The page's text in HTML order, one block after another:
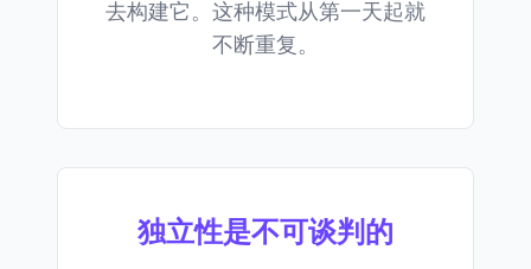
去构建它。这种模式从第一天起就
不断重复。
独立性是不可谈判的